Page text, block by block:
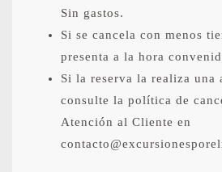
Sin gastos.
Si se cancela con menos
presenta a la hora
Si la reserva la realiza una
consulte la política de
Atención al Cliente en